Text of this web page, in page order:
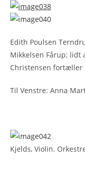
Edith Poulsen
Mikkelsen Fårup; lidt
Christensen fortæller
Til Venstre: Anna
Kjelds, Violin.